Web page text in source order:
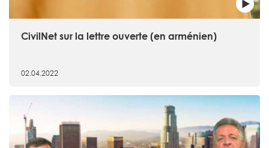
CivilNet sur la lettre ouverte (en arménien)
02.04.2022